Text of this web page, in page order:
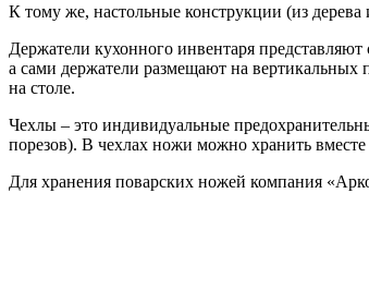
К тому же, настольные конструкции (из дерева
Держатели кухонного инвентаря
а сами держатели размещают на вертикальных
на столе.
Чехлы – это индивидуальные
порезов). В чехлах ножи можно хранить
Для хранения поварских ножей компания